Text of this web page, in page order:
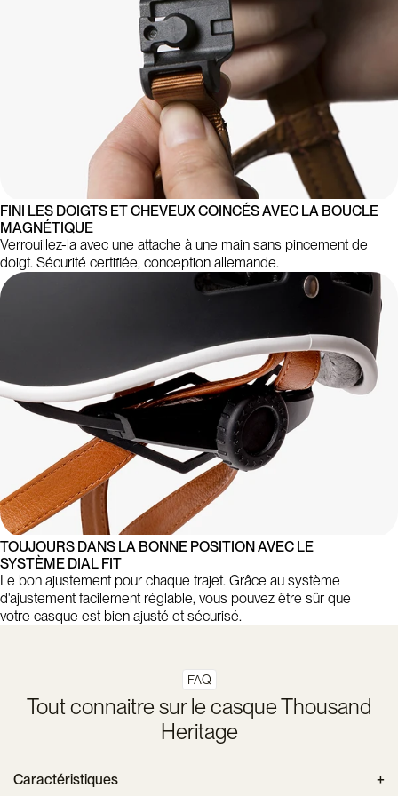
FINI LES DOIGTS ET CHEVEUX COINCÉS AVEC LA BOUCLE
MAGNÉTIQUE
Verrouillez-la avec une attache à une main sans pincement de
doigt. Sécurité certifiée, conception allemande.
TOUJOURS DANS LA BONNE POSITION AVEC LE
SYSTÈME DIAL FIT
Le bon ajustement pour chaque trajet. Grâce au système
d'ajustement facilement réglable, vous pouvez être sûr que
votre casque est bien ajusté et sécurisé.
FAQ
Tout connaitre sur le casque Thousand
Heritage
Caractéristiques